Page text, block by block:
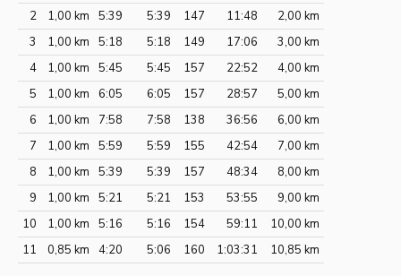
2
1,00 km 5:39 5:39 147 11:48
2,00 km
3
1,00 km 5:18 5:18 149 17:06
3,00 km
4
1,00 km 5:45 5:45 157 22:52
4,00 km
5
1,00 km 6:05 6:05 157 28:57
5,00 km
6
1,00 km 7:58 7:58 138 36:56
6,00 km
7
1,00 km 5:59 5:59 155 42:54
7,00 km
8
1,00 km 5:39 5:39 157 48:34
8,00 km
9
1,00 km 5:21 5:21 153 53:55
9,00 km
10
1,00 km 5:16 5:16 154 59:11
10,00 km
11
0,85 km 4:20 5:06 160 1:03:31 10,85 km